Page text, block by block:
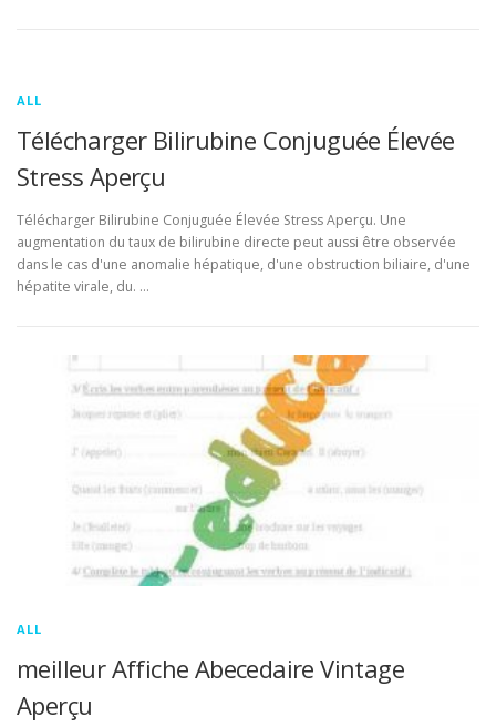
ALL
Télécharger Bilirubine Conjuguée Élevée
Stress Aperçu
Télécharger Bilirubine Conjuguée Élevée Stress Aperçu. Une
augmentation du taux de bilirubine directe peut aussi être observée
dans le cas d'une anomalie hépatique, d'une obstruction biliaire, d'une
hépatite virale, du. …
ALL
meilleur Affiche Abecedaire Vintage
Aperçu